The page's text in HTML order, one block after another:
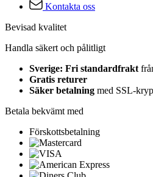
Kontakta oss
Bevisad kvalitet
Handla säkert och pålitligt
Sverige: Fri standardfrakt
Gratis returer
Säker betalning med SSL-
Betala bekvämt med
Förskottsbetalning